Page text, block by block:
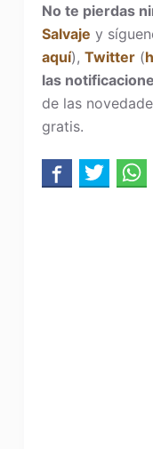
No te pierdas
Salvaje y
aquí), Twitter(
las
de las
gratis.